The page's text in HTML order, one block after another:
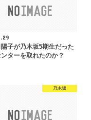
子が乃木坂5期生だった
ンターを取れたのか？
乃木坂